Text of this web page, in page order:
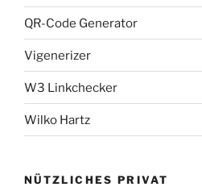
QR-Code Generator
Vigenerizer
W3 Linkchecker
Wilko Hartz
NÜTZLICHES PRIVAT